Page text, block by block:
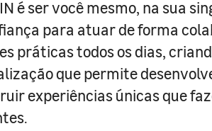
é ser você mesmo, na sua
para atuar de forma
práticas todos os dias,
que permite
experiências únicas que